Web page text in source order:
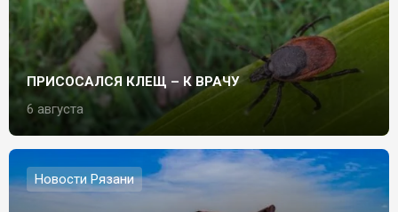
ПРИСОСАЛСЯ КЛЕЩ – К ВРАЧУ
6 августа
Новости Рязани